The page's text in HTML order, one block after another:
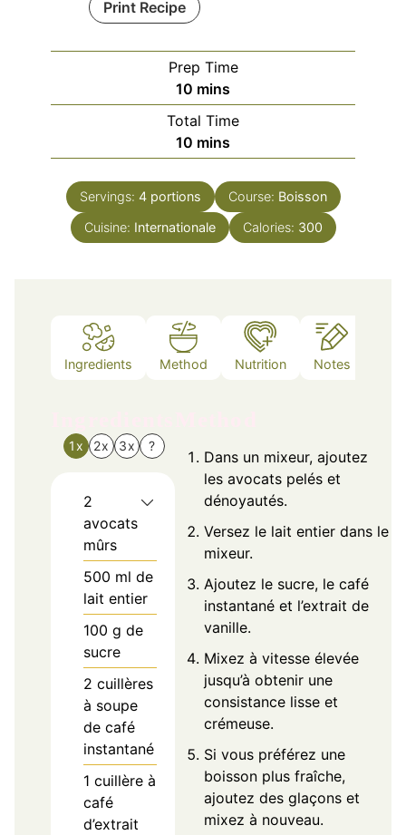
Print Recipe
Prep Time
10 minutes
mins
Total Time
10 minutes
mins
Servings: 4 portions Course: Boisson
Cuisine: Internationale Calories: 300
Ingredients Method Nutrition Notes
1x 2x 3x ?
2
avocats
mûrs
500 ml de
lait entier
100 g de
sucre
2 cuillères
à soupe
de café
instantané
1 cuillère à
café
d’extrait
Dans un mixeur, ajoutez
les avocats pelés et
dénoyautés.
Versez le lait entier dans le
mixeur.
Ajoutez le sucre, le café
instantané et l’extrait de
vanille.
Mixez à vitesse élevée
jusqu’à obtenir une
consistance lisse et
crémeuse.
Si vous préférez une
boisson plus fraîche,
ajoutez des glaçons et
mixez à nouveau.